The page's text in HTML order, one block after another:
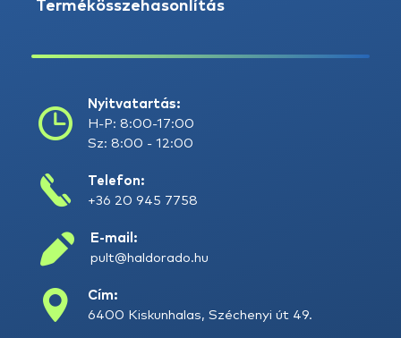
Termékösszehasonlítás
Nyitvatartás:
H-P: 8:00-17:00
Sz: 8:00 - 12:00
Telefon:
+36 20 945 7758
E-mail:
pult@haldorado.hu
Cím:
6400 Kiskunhalas, Széchenyi út 49.